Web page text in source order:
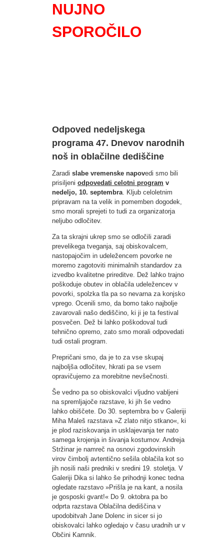
NUJNO
SPOROČILO
Odpoved nedeljskega
programa 47. Dnevov narodnih
noš in oblačilne dediščine
Zaradi slabe vremenske napovedi smo bili
prisiljeni odpovedati celotni program v
nedeljo, 10. septembra . Kljub celoletnim
pripravam na ta velik in pomemben dogodek,
smo morali sprejeti to tudi za organizatorja
neljubo odločitev.
Za ta skrajni ukrep smo se odločili zaradi
prevelikega tveganja, saj obiskovalcem,
nastopajočim in udeležencem povorke ne
moremo zagotoviti minimalnih standardov za
izvedbo kvalitetne prireditve. Dež lahko trajno
poškoduje obutev in oblačila udeležencev v
povorki, spolzka tla pa so nevarna za konjsko
vprego. Ocenili smo, da bomo tako najbolje
zavarovali našo dediščino, ki ji je ta festival
posvečen. Dež bi lahko poškodoval tudi
tehnično opremo, zato smo morali odpovedati
tudi ostali program.
Prepričani smo, da je to za vse skupaj
najboljša odločitev, hkrati pa se vsem
opravičujemo za morebitne nevšečnosti.
Še vedno pa so obiskovalci vljudno vabljeni
na spremljajoče razstave, ki jih še vedno
lahko obiščete. Do 30. septembra bo v Galeriji
Miha Maleš razstava »Z zlato nitjo stkano«, ki
je plod raziskovanja in usklajevanja ter nato
samega krojenja in šivanja kostumov. Andreja
Stržinar je namreč na osnovi zgodovinskih
virov čimbolj avtentično sešila oblačila kot so
jih nosili naši predniki v sredini 19. stoletja. V
Galeriji Dika si lahko še prihodnji konec tedna
ogledate razstavo »Prišla je na kant, a nosila
je gosposki gvant!« Do 9. oktobra pa bo
odprta razstava Oblačilna dediščina v
upodobitvah Jane Dolenc in sicer si jo
obiskovalci lahko ogledajo v času uradnih ur v
Občini Kamnik.